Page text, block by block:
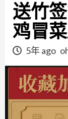
送竹
鸡冒
5年 ago